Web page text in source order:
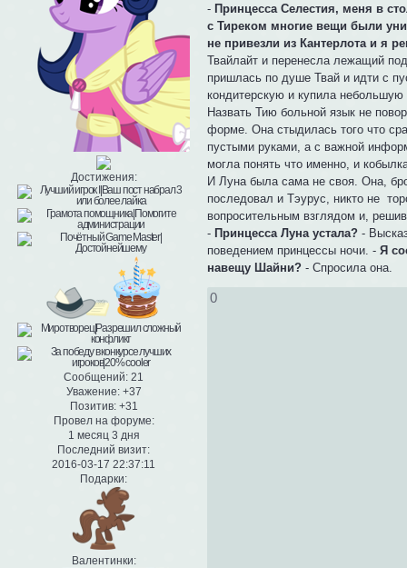
Достижения:
Сообщений: 21
Уважение: +37
Позитив: +31
Провел на форуме:
1 месяц 3 дня
Последний визит:
2016-03-17 22:37:11
Подарки:
Валентинки:
-Принцесса Селестия, меня в
с Тиреком многие вещи были
не привезли из Кантерлота и я
Твайлайт и перенесла лежащий
пришлась по душе Твай и идти с
кондитерскую и купила
Назвать Тию больной язык не
форме. Она стыдилась того что
пустыми руками, а с важной
могла понять что именно, и
И Луна была сама не своя. Она,
последовал и Тэурус, никто не
вопросительным взглядом и,
-Принцесса Луна устала? -
поведением принцессы ночи. -Я
навещу Шайни? - Спросила она.
0